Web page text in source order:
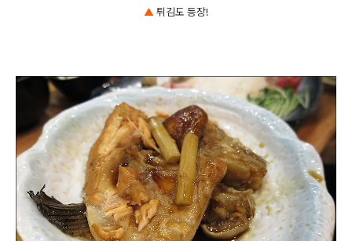
▲튀김도 등장!